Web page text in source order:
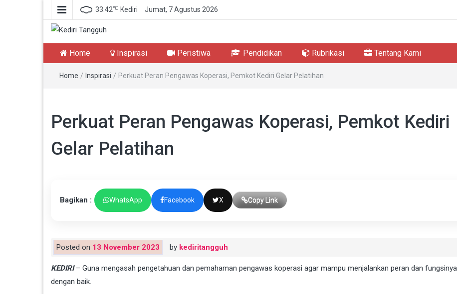
33.42℃ Kediri Jumat, 7 Agustus 2026
Kediri Tangguh
Berita Akurat Terpercaya
Home Inspirasi Peristiwa Pendidikan Rubrikasi Tentang Kami
Home / Inspirasi / Perkuat Peran Pengawas Koperasi, Pemkot Kediri Gelar Pelatihan
Perkuat Peran Pengawas Koperasi, Pemkot Kediri
Gelar Pelatihan
Bagikan : WhatsApp Facebook X Copy Link
Posted on 13 November 2023 by kediritangguh
KEDIRI– Guna mengasah pengetahuan dan pemahaman pengawas koperasi agar mampu menjalankan peran dan fungsinya
dengan baik.